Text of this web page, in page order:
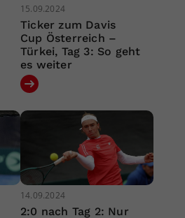
15.09.2024
Ticker zum Davis
Cup Österreich –
Türkei, Tag 3: So geht
es weiter
14.09.2024
2:0 nach Tag 2: Nur